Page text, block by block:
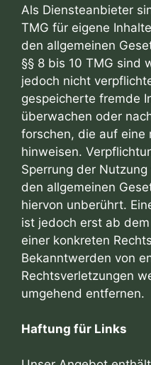
Als Diensteanbieter
TMG für eigene
den allgemeinen
§§ 8 bis 10 TMG sind
jedoch nicht
gespeicherte fremde
überwachen oder
forschen, die auf eine
hinweisen.
Sperrung der
den allgemeinen
hiervon unberührt.
ist jedoch erst ab
einer konkreten
Bekanntwerden von
Rechtsverletzungen
umgehend entfernen.
Haftung für Links